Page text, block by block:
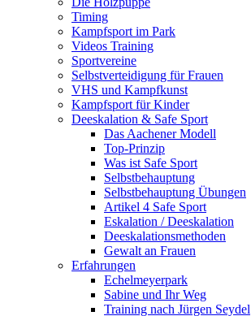
Timing
Kampfsport im Park
Videos Training
Sportvereine
Selbstverteidigung für Frauen
VHS und Kampfkunst
Kampfsport für Kinder
Deeskalation & Safe Sport
Das Aachener Modell
Top-Prinzip
Was ist Safe Sport
Selbstbehauptung
Selbstbehauptung Übungen
Artikel 4 Safe Sport
Eskalation / Deeskalation
Deeskalationsmethoden
Gewalt an Frauen
Erfahrungen
Echelmeyerpark
Sabine und Ihr Weg
Training nach Jürgen Seydel